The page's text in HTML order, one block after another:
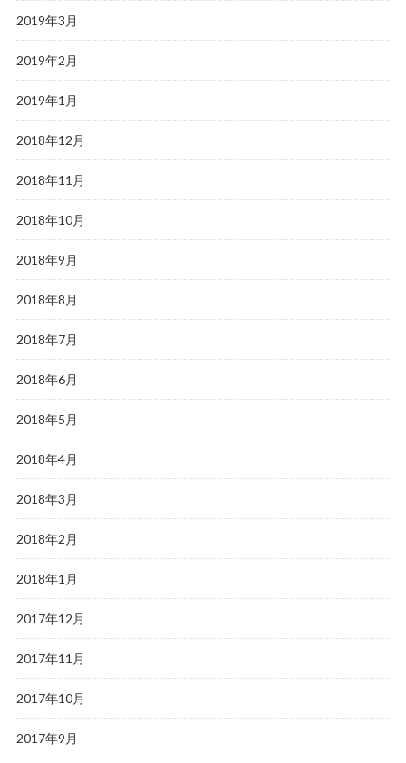
2019年3月
2019年2月
2019年1月
2018年12月
2018年11月
2018年10月
2018年9月
2018年8月
2018年7月
2018年6月
2018年5月
2018年4月
2018年3月
2018年2月
2018年1月
2017年12月
2017年11月
2017年10月
2017年9月